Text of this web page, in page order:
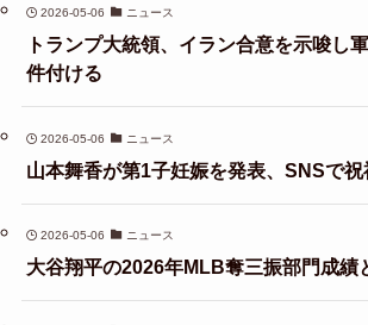
2026-05-06 ニュース
トランプ大統領、イラン合意を示唆し
件付ける
2026-05-06 ニュース
山本舞香が第1子妊娠を発表、SNSで
2026-05-06 ニュース
大谷翔平の2026年MLB奪三振部門成績